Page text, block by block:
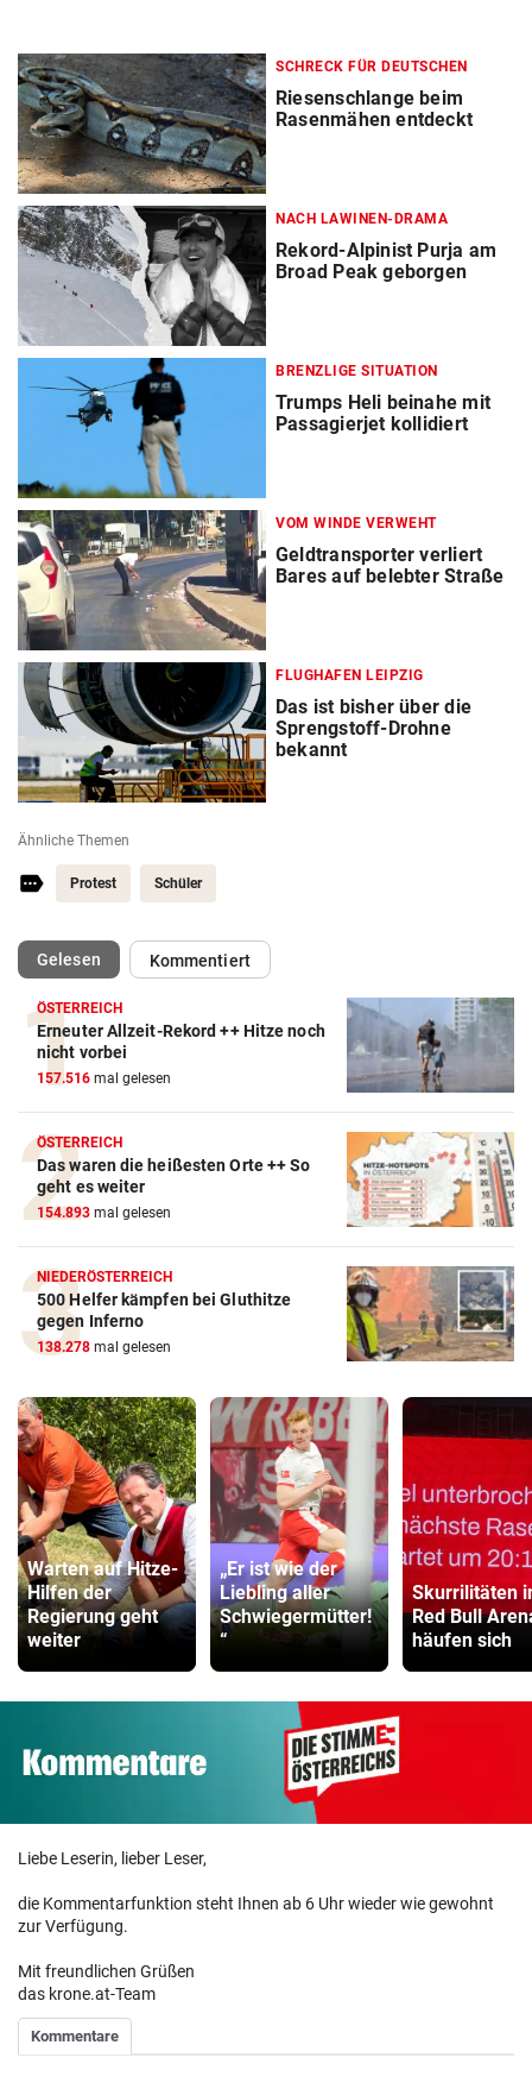
SCHRECK FÜR DEUTSCHEN
Riesenschlange beim
Rasenmähen entdeckt
NACH LAWINEN-DRAMA
Rekord-Alpinist Purja am
Broad Peak geborgen
BRENZLIGE SITUATION
Trumps Heli beinahe mit
Passagierjet kollidiert
VOM WINDE VERWEHT
Geldtransporter verliert
Bares auf belebter Straße
FLUGHAFEN LEIPZIG
Das ist bisher über die
Sprengstoff-Drohne
bekannt
Ähnliche Themen
Protest Schüler
Gelesen(ausgewählt)Kommentiert
ÖSTERREICH
Erneuter Allzeit-Rekord ++ Hitze noch
nicht vorbei
157.516 mal gelesen
ÖSTERREICH
Das waren die heißesten Orte ++ So
geht es weiter
154.893 mal gelesen
NIEDERÖSTERREICH
500 Helfer kämpfen bei Gluthitze
gegen Inferno
138.278 mal gelesen
Warten auf Hitze-
Hilfen der
Regierung geht
weiter
„Er ist wie der
Liebling aller
Schwiegermütter!
“
Skurrilitäten
Red Bull
häufen sich
Liebe Leserin, lieber Leser,
die Kommentarfunktion steht Ihnen ab 6 Uhr wieder wie gewohnt
zur Verfügung.
Mit freundlichen Grüßen
das krone.at-Team